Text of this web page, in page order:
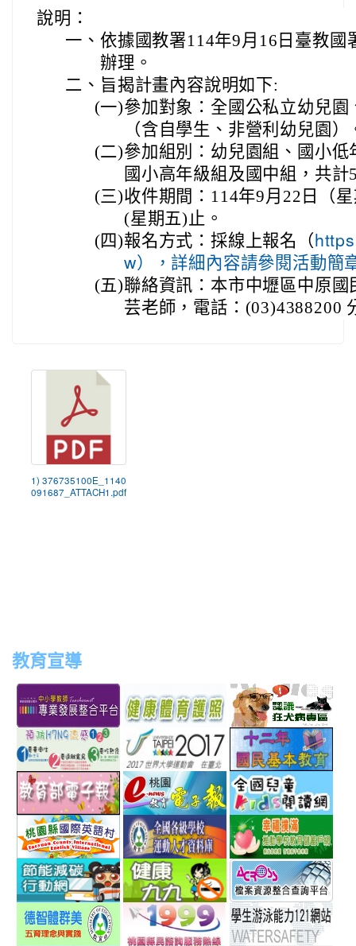
說明：
一、 依據國教署114年9月16日臺教國
辦理。
二、 旨揭計畫內容說明如下:
(一)參加對象：全國公私立幼兒
（含自學生、非營利幼兒園）
(二)參加組別：幼兒園組、國小
國小高年級組及國中組，共計
(三)收件期間：114年9月22日（
(星期五)止。
(四)報名方式：採線上報名（
w），詳細內容請參閱活動簡
(五)聯絡資訊：本市中壢區中原
芸老師，電話：(03)4388200
1) 376735100E_1140
091687_ATTACH1.pdf
教育宣導
to
http://teachernet.moe.edu.tw/MAIN/index.aspx
link
to
https://airtw.epa.gov.tw/
link
to
http://
link
link
to
http://www.perdc.ntnu.edu.tw/anti-
flu/catalog.php?
MainCatalogID=2
link
http://
link
to
http://epaper.edu.tw/
link
to
http://163.30.192.132/
link
to
http://ev.tyc.edu.tw/
link
to
https://
to
link
to
http://ecolife.epa.gov.tw/cooler/default.aspx
link
to
http://
link
link
to